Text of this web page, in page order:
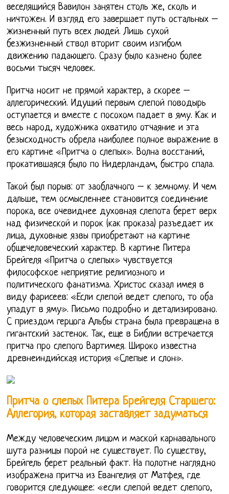
веселящийся Вавилон занятен столь же, сколь и
ничтожен. И взгляд его завершает путь остальных –
жизненный путь всех людей. Лишь сухой
безжизненный ствол вторит своим изгибом
движению падающего. Сразу было казнено более
восьми тысяч человек.
Притча носит не прямой характер, а скорее –
аллегорический. Идущий первым слепой поводырь
оступается и вместе с посохом падает в яму. Как и
весь народ, художника охватило отчаяние и эта
безысходность обрела наиболее полное выражение в
его картине «Притча о слепых». Волна восстаний,
прокатившаяся было по Нидерландам, быстро спала.
Такой был порыв: от заоблачного – к земному. И чем
дальше, тем осмысленнее становится соединение
порока, все очевиднее духовная слепота берет верх
над физической и порок (как проказа) разъедает их
лица, духовные язвы приобретают на картине
общечеловеческий характер. В картине Питера
Брейгеля «Притча о слепых» чувствуется
философское неприятие религиозного и
политического фанатизма. Христос сказал имея в
виду фарисеев: «Если слепой ведет слепого, то оба
упадут в яму». Письмо подробно и детализировано.
С приездом герцога Альбы страна была превращена в
гигантский застенок. Так, еще в Библии встречается
притча про слепого Вартимея. Широко известна
древнеиндийская история «Слепые и слон».
Притча о слепых Питера Брейгеля Старшего:
Аллегория, которая заставляет задуматься
Между человеческим лицом и маской карнавального
шута разницы порой не существует. По существу,
Брейгель берет реальный факт. На полотне наглядно
изображена притча из Евангелия от Матфея, где
говорится следующее: «если слепой ведет слепого,